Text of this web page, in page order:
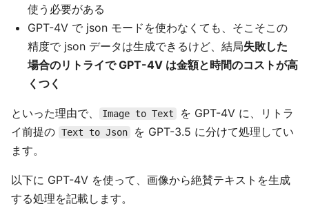
使う必要がある
GPT-4V で json モードを使わなくても、そこそこの
精度で json データは生成できるけど、結局失敗した
場合のリトライで GPT-4V は金額と時間のコストが高
くつく
といった理由で、 Image to Text
を GPT-4V に、リトラ
イ前提の Text to Json
を GPT-3.5 に分けて処理してい
ます。
以下に GPT-4V を使って、画像から絶賛テキストを生成
する処理を記載します。